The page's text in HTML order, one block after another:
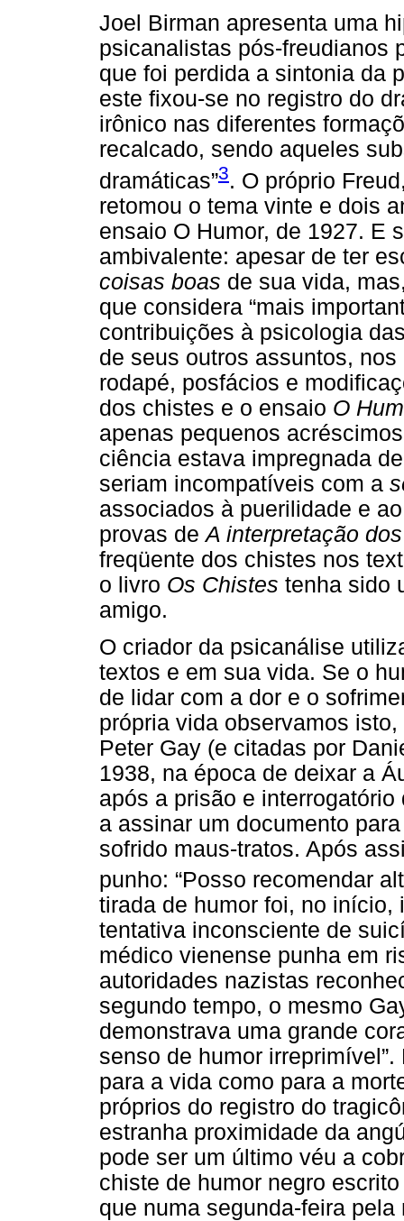
Joel Birman apresenta uma
psicanalistas pós-freudianos
que foi perdida a sintonia da
este fixou-se no registro do
irônico nas diferentes
recalcado, sendo aqueles
dramáticas”3. O próprio
retomou o tema vinte e dois
ensaio O Humor, de 1927. E
ambivalente: apesar de ter
coisas boas de sua vida,
que considera “mais
contribuições à psicologia
de seus outros assuntos,
rodapé, posfácios e
dos chistes e o ensaio O
apenas pequenos
ciência estava impregnada
seriam incompatíveis com a
associados à puerilidade e
provas deA interpretação
freqüente dos chistes nos
o livro Os Chistes tenha sido
amigo.
O criador da psicanálise
textos e em sua vida. Se o
de lidar com a dor e o
própria vida observamos
Peter Gay (e citadas por
1938, na época de deixar a
após a prisão e
a assinar um documento
sofrido maus-tratos. Após
punho: “Posso recomendar
tirada de humor foi, no início,
tentativa inconsciente de
médico vienense punha em
autoridades nazistas
segundo tempo, o mesmo
demonstrava uma grande
senso de humor
para a vida como para a
próprios do registro do
estranha proximidade da
pode ser um último véu a
chiste de humor negro
que numa segunda-feira